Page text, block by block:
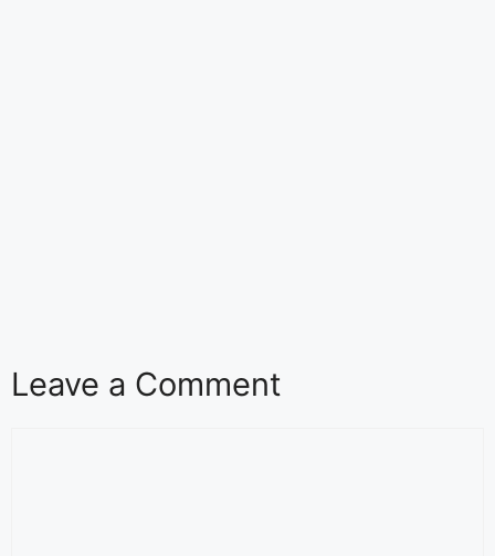
Leave a Comment